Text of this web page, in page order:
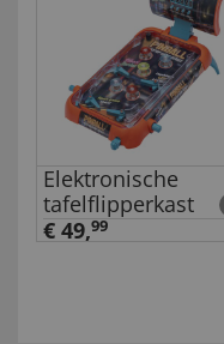
Elektronische
tafelflipperkast
€ 49,99